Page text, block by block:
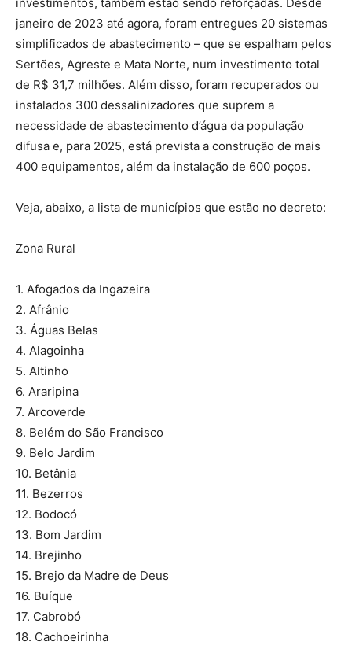
janeiro de 2023 até agora, foram entregues 20 sistemas
simplificados de abastecimento – que se espalham pelos
Sertões, Agreste e Mata Norte, num investimento total
de R$ 31,7 milhões. Além disso, foram recuperados ou
instalados 300 dessalinizadores que suprem a
necessidade de abastecimento d’água da população
difusa e, para 2025, está prevista a construção de mais
400 equipamentos, além da instalação de 600 poços.
Veja, abaixo, a lista de municípios que estão no decreto:
Zona Rural
1. Afogados da Ingazeira
2. Afrânio
3. Águas Belas
4. Alagoinha
5. Altinho
6. Araripina
7. Arcoverde
8. Belém do São Francisco
9. Belo Jardim
10. Betânia
11. Bezerros
12. Bodocó
13. Bom Jardim
14. Brejinho
15. Brejo da Madre de Deus
16. Buíque
17. Cabrobó
18. Cachoeirinha